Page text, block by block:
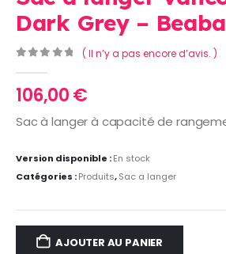
Dark Grey – Beaba
( Il n’y a pas encore d’avis. )
106,00€
Sac à langer à capacité de
Version disponible :En stock
Catégories :Produits,Sac a langer
AJOUTER AU PANIER